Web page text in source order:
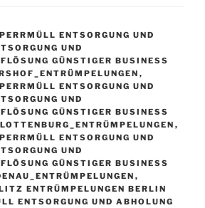
ENTSORGUNG UND
UND
GÜNSTIGER BUSINESS
,
ENTSORGUNG UND
UND
GÜNSTIGER BUSINESS
,
ENTSORGUNG UND
UND
GÜNSTIGER BUSINESS
,
ENTRÜMPELUNGEN BERLIN
ENTSORGUNG UND ABHOLUNG